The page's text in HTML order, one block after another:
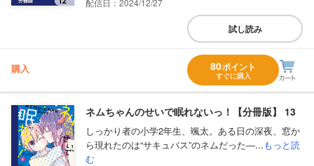
試し読み
購入 80ポイント
すぐに購入
ネムちゃんのせいで眠れないっ！【分冊版】 13
しっかり者の小学2年生、颯太。ある日の深夜、窓か
ら現れたのは“サキュバス”のネムだった―...もっと読
む